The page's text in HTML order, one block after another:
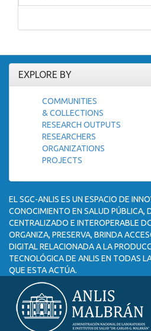
EXPLORE BY
COMMUNITIES
& COLLECTIONS
RESEARCH OUTPUTS
RESEARCHERS
ORGANIZATIONS
PROJECTS
EL SGC-ANLIS ES UN ESPACIO DE
CONOCIMIENTO EN SALUD PÚBLICA,
CENTRALIZADO E INTEROPERABLE
ORGANIZA, PRESERVA, BRINDA
DIGITAL RELACIONADA A LA
TECNOLÓGICA DE ANLIS EN TODAS
QUE ESTA ACTÚA.